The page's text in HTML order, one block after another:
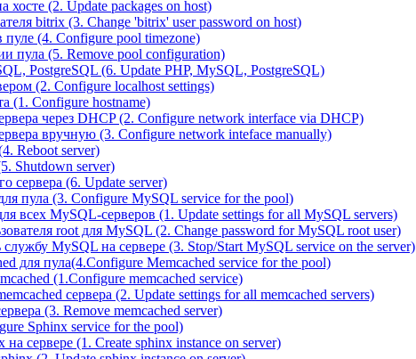
хосте (2. Update packages on host)
bitrix (3. Change 'bitrix' user password on host)
(4. Configure pool timezone)
пула (5. Remove pool configuration)
PostgreSQL (6. Update PHP, MySQL, PostgreSQL)
(2. Configure localhost settings)
(1. Configure hostname)
через DHCP (2. Configure network interface via DHCP)
вручную (3. Configure network inteface manually)
Reboot server)
Shutdown server)
сервера (6. Update server)
пула (3. Configure MySQL service for the pool)
всех MySQL-серверов (1. Update settings for all MySQL servers)
root для MySQL (2. Change password for MySQL root user)
MySQL на сервере (3. Stop/Start MySQL service on the server)
для пула(4.Configure Memcached service for the pool)
(1.Configure memcached service)
сервера (2. Update settings for all memcached servers)
(3. Remove memcached server)
Sphinx service for the pool)
на сервере (1. Create sphinx instance on server)